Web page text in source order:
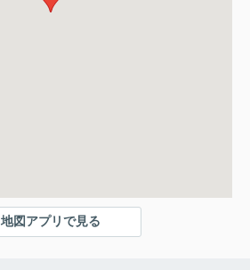
地図アプリで見る